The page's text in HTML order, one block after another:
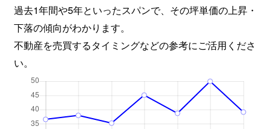
過去1年間や5年といったスパンで、その坪単価の上昇・
下落の傾向がわかります。
不動産を売買するタイミングなどの参考にご活用くださ
い。